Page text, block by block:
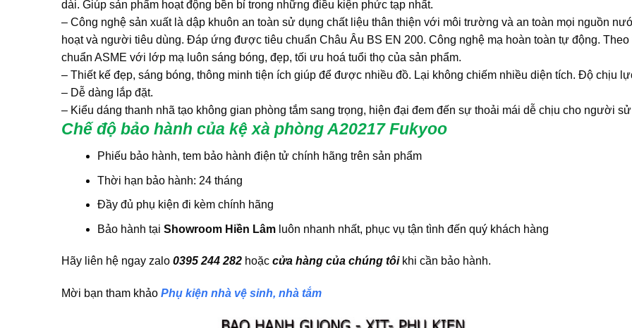
dài. Giúp sản phẩm hoạt động bền bỉ trong những điều kiện phức tạp nhất.
– Công nghệ sản xuất là dập khuôn an toàn sử dụng chất liệu thân thiện với môi trường và an toàn mọi nguồn
hoạt và người tiêu dùng. Đáp ứng được tiêu chuẩn Châu Âu BS EN 200. Công nghệ mạ hoàn toàn tự động. Theo
chuẩn ASME với lớp mạ luôn sáng bóng, đẹp, tối ưu hoá tuổi thọ của sản phẩm.
– Thiết kế đẹp, sáng bóng, thông minh tiện ích giúp để được nhiều đồ. Lại không chiếm nhiều diện tích. Độ chịu
– Dễ dàng lắp đặt.
– Kiểu dáng thanh nhã tạo không gian phòng tắm sang trọng, hiện đại đem đến sự thoải mái dễ chịu cho người
Chế độ bảo hành của kệ xà phòng A20217 Fukyoo
Phiếu bảo hành, tem bảo hành điện tử chính hãng trên sản phẩm
Thời hạn bảo hành: 24 tháng
Đầy đủ phụ kiện đi kèm chính hãng
Bảo hành tại Showroom Hiền Lâmluôn nhanh nhất, phục vụ tận tình đến quý khách hàng
Hãy liên hệ ngay zalo 0395 244 282 hoặc cửa hàng của chúng tôikhi cần bảo hành.
Mời bạn tham khảo Phụ kiện nhà vệ sinh, nhà tắm